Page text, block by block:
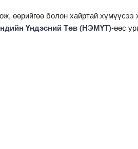
өөрийгөө болон хайртай хүмүүсээ
Үндэсний Төв (НЭМҮТ)-өөс